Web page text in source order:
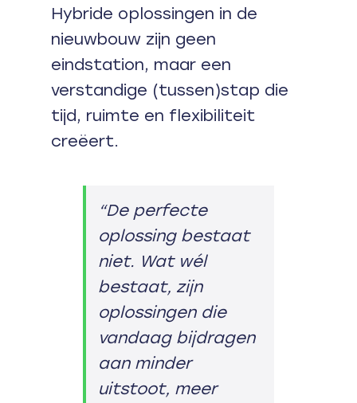
Hybride oplossingen in de
nieuwbouw zijn geen
eindstation, maar een
verstandige (tussen)stap die
tijd, ruimte en flexibiliteit
creëert.
“De perfecte
oplossing bestaat
niet. Wat wél
bestaat, zijn
oplossingen die
vandaag bijdragen
aan minder
uitstoot, meer